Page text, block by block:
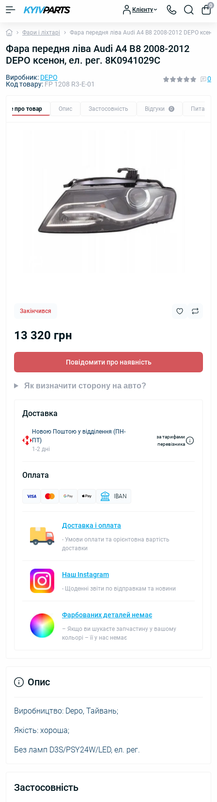
Клієнту
0
Фари і ліхтарі Фара передня ліва Audi A4 B8 2008-2012 DEPO
Фара передня ліва Audi A4 B8 2008-2012
DEPO ксенон, ел. рег. 8K0941029C
Виробник: DEPO
Код товару: FP 1208 R3-E-01
0
Все про товар Опис Застосовність Відгуки 0 Питання
Закінчився
13 320 грн
Повідомити про наявність
Як визначити сторону на авто?
Доставка
Новою Поштою у відділення (ПН-
ПТ)
1-2 дні
за тарифами
перевізника
Оплата
IBAN
Доставка і оплата
- Умови оплати та орієнтовна вартість
доставки
Наш Instagram
- Щоденні звіти по відправкам та новини
Фарбованих деталей немає
– Якщо ви шукаєте запчастину у вашому
кольорі – її у нас немає
Опис
Виробництво: Depo, Тайвань;
Якість: хороша;
Без ламп D3S/PSY24W/LED, ел. рег.
Застосовність